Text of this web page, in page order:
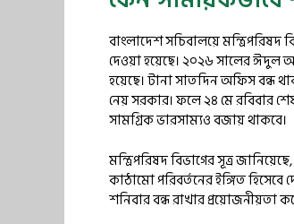
বাংলাদেশ সচিবালয়ে
দেওয়া হয়েছে। ২০২৬ সালের ঈদুল
হয়েছে। টানা সাতদিন অফিস বন্ধ
নেয় সরকার। ফলে ২৪ মে রবিবার
সামগ্রিক ভারসাম্যও বজায় থাকবে।
মন্ত্রিপরিষদ বিভাগের সূত্র
কাঠামো পরিবর্তনের ইঙ্গিত হিসেবে
শনিবার বন্ধ রাখার প্রয়োজনীয়তা